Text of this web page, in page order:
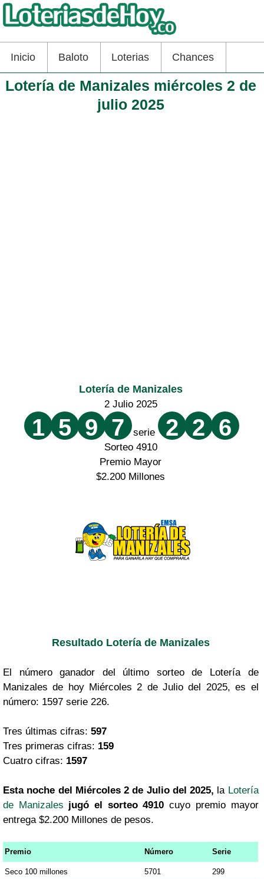
Inicio Baloto Loterias Chances
Lotería de Manizales miércoles 2 de
julio 2025
Lotería de Manizales
2 Julio 2025
1 5 9 7 serie 2 2 6
Sorteo 4910
Premio Mayor
$2.200 Millones
Resultado Lotería de Manizales
El número ganador del último sorteo de Lotería de
Manizales de hoy Miércoles 2 de Julio del 2025, es el
número: 1597 serie 226.
Tres últimas cifras: 597
Tres primeras cifras: 159
Cuatro cifras: 1597
Esta noche del Miércoles 2 de Julio del 2025, la Lotería
de Manizales jugó el sorteo 4910 cuyo premio mayor
entrega $2.200 Millones de pesos.
Premio Número Serie
Seco 100 millones 5701 299